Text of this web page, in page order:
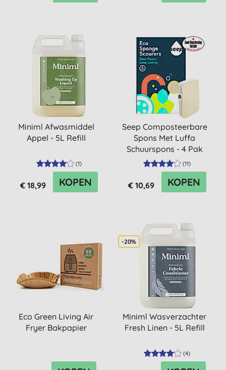
Miniml Afwasmiddel
Appel - 5L Refill
(1)
€ 18,99 KOPEN
Seep Composteerbare
Spons Met Luffa
Schuurspons - 4 Pak
(11)
€ 10,69 KOPEN
Eco Green Living Air
Fryer Bakpapier
-20%
Miniml Wasverzachter
Fresh Linen - 5L Refill
(4)